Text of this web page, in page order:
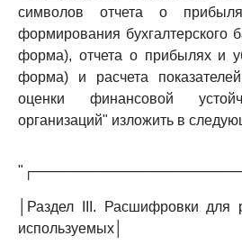
символов отчета о
формирования бухгалтерского
форма), отчета о прибылях и
форма) и расчета
оценки финансовой
организаций" изложить в
│Раздел III. Расшифровки для
используемых│